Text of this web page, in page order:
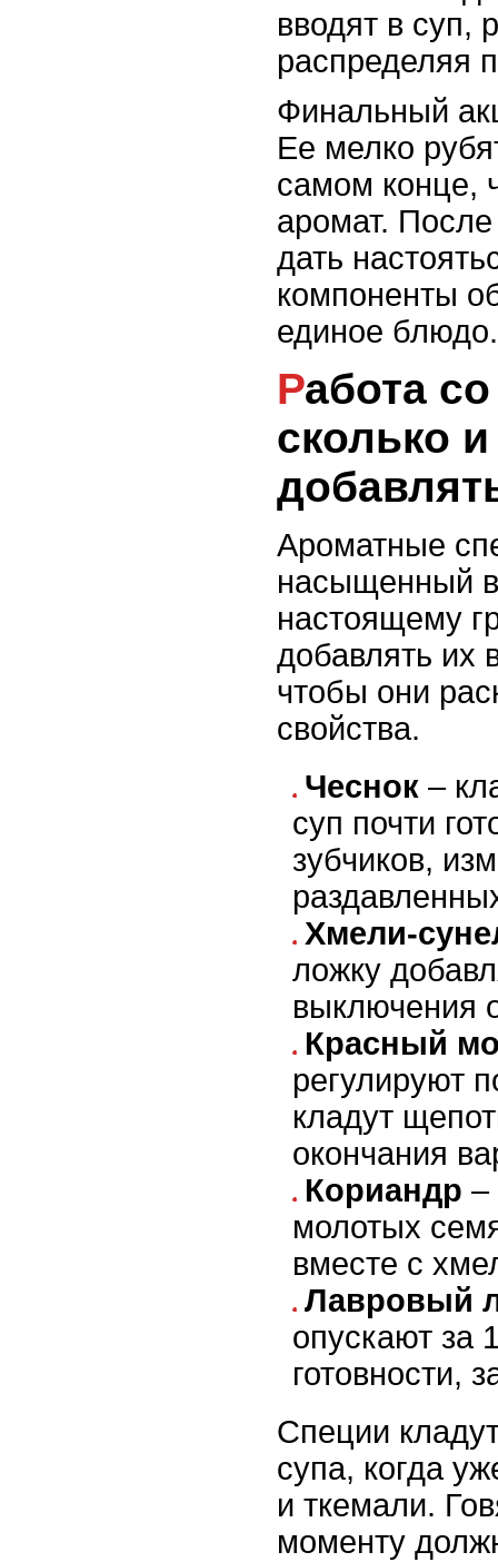
вводят в суп,
распределяя
Финальный
Ее мелко
самом конце,
аромат. После
дать
компоненты
единое блюдо.
Работа со специями:
сколько и
Ароматные
насыщенный
настоящему
добавлять их
чтобы они
свойства.
Чеснок –
суп почти
зубчиков,
Хмели-
ложку
выключения
Красный
регулируют
кладут
окончания
Кориандр –
молотых
вместе с
Лавровый
опускают за
готовности,
Специи
супа, когда
и ткемали.
моменту